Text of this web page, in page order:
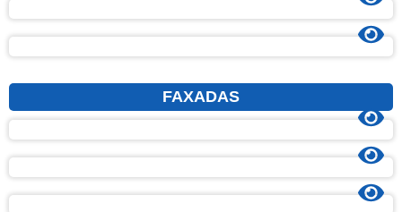
FAXADAS